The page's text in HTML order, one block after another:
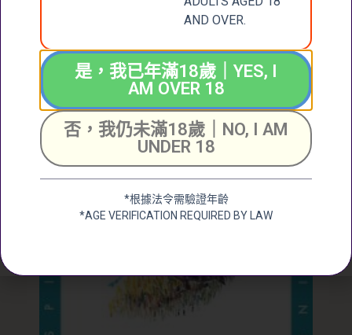
朝妻酒造 越乃風雪 純米吟醸
加入購物車
AND OVER.
是，我已年滿18歲｜YES, I
AM OVER 18
否，我仍未滿18歲｜NO, I AM
UNDER 18
*根據法令需驗證年齡
*AGE VERIFICATION REQUIRED BY LAW